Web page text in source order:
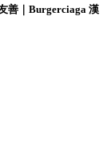
善｜Burgerciaga 漢